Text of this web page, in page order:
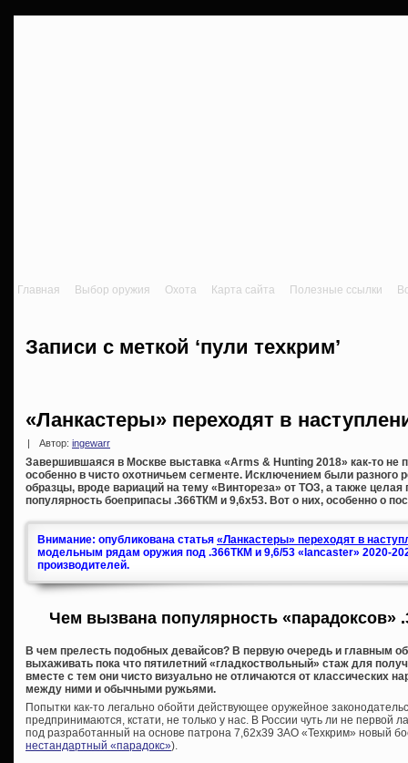
Главная Выбор оружия Охота Карта сайта Полезные ссылки
Записи с меткой ‘пули техкрим’
«Ланкастеры» переходят в
Автор: ingewarr
Завершившаяся в Москве выставка «Arms & Hunting 2018» как-то не
особенно в чисто охотничьем сегменте. Исключением были разного
образцы, вроде вариаций на тему «Винтореза» от ТОЗ, а также
популярность боеприпасы .366ТКМ и 9,6х53. Вот о них, особенно о
Внимание: опубликована статья «Ланкастеры» переходят в
модельным рядам оружия под .366ТКМ и 9,6/53 «lancaster» 2020-
производителей.
Чем вызвана популярность «парадоксов»
В чем прелесть подобных девайсов? В первую очередь и главным
выхаживать пока что пятилетний «гладкоствольный» стаж для
вместе с тем они чисто визуально не отличаются от классических
между ними и обычными ружьями.
Попытки как-то легально обойти действующее оружейное
предпринимаются, кстати, не только у нас. В России чуть ли не первой
под разработанный на основе патрона 7,62х39 ЗАО «Техкрим» новый
нестандартный «парадокс»).